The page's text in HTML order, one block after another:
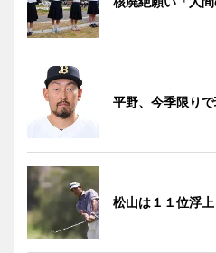
平野、今季限り
松山は１１位浮